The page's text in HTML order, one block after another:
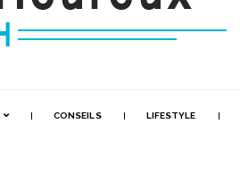
CONSEILS LIFESTYLE